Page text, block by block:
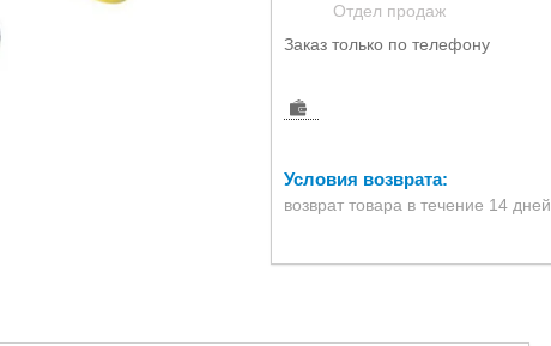
Отдел продаж
Заказ только по телефону
возврат товара в течение 14 дней